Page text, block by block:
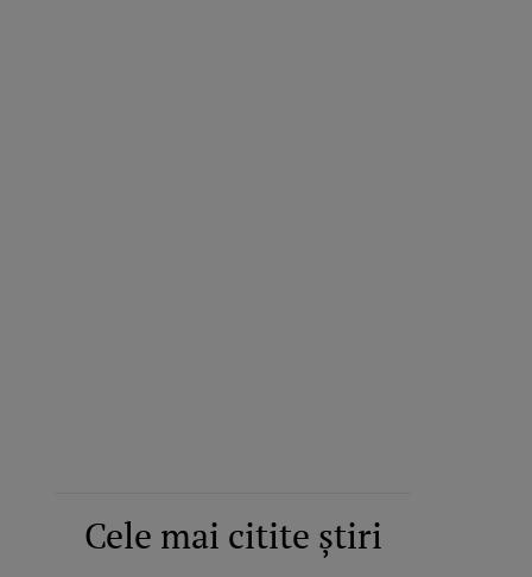
Cele mai citite știri